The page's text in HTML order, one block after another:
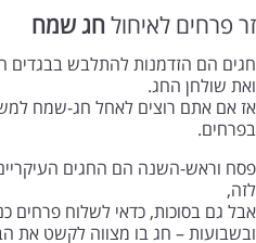
זר פרחים לאיחולחג שמח
חגים הם הזדמנות להתלבש בבגדים
ואת שולחן החג.
אז אם אתם רוצים לאחל חג-שמח
בפרחים.
פסח וראש-השנה הם החגים
לזה,
אבל גם בסוכות, כדאי לשלוח פרחים
ובשבועות – חג בו מצווה לקשט את